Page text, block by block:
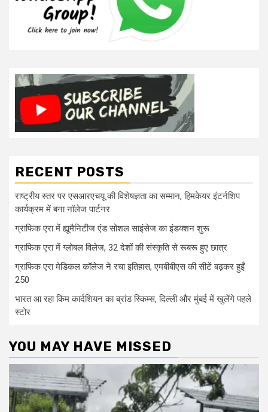
RECENT POSTS
राष्ट्रीय स्तर पर एसआरएचयू की विशेषज्ञता का सम्मान, हिमकेयर इंटर्नशिप
कार्यक्रम में बना नॉलेज पार्टनर
ग्राफिक एरा में ह्यूमैनिटीज एंड सोशल साइंसेज का इंडक्शन शुरू
ग्राफिक एरा में ग्लोबल विलेज, 32 देशों की संस्कृति से रूबरू हुए छात्र
ग्राफिक एरा मेडिकल कॉलेज ने रचा इतिहास, एमबीबीएस की सीटें बढ़कर हुईं
250
भारत आ रहा किम कार्दशियन का ब्रांड स्किम्स, दिल्ली और मुंबई में खुलेंगे पहले
स्टोर
YOU MAY HAVE MISSED